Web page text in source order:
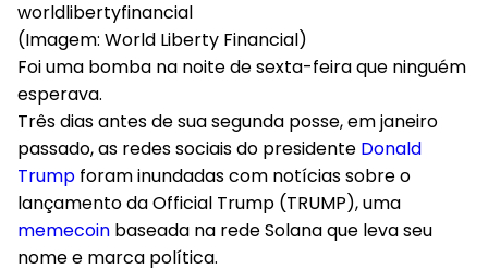
(Imagem: World Liberty Financial)
Foi uma bomba na noite de sexta-feira que ninguém
esperava.
Três dias antes de sua segunda posse, em janeiro
passado, as redes sociais do presidente Donald
Trump foram inundadas com notícias sobre o
lançamento da Official Trump (TRUMP), uma
memecoin baseada na rede Solana que leva seu
nome e marca política.